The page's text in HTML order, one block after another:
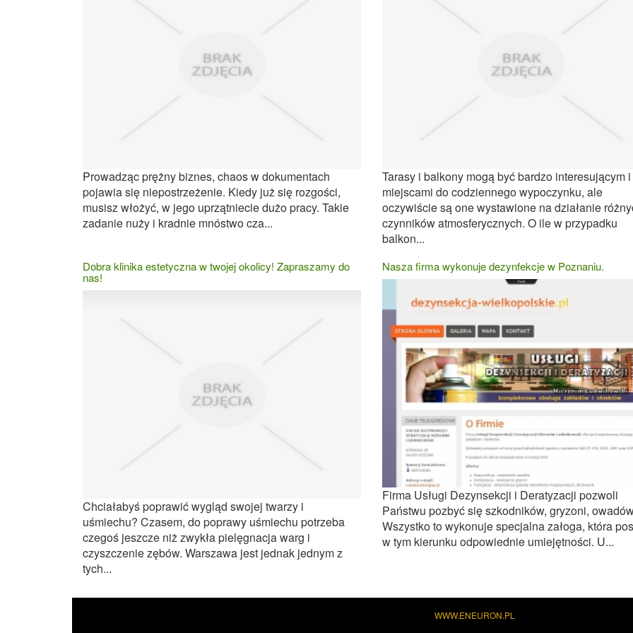
Prowadząc prężny biznes, chaos w dokumentach
pojawia się niepostrzeżenie. Kiedy już się rozgości,
musisz włożyć, w jego uprzątniecie dużo pracy. Takie
zadanie nuży i kradnie mnóstwo cza...
Tarasy i balkony mogą być bardzo interesującym i
miejscami do codziennego wypoczynku, ale
oczywiście są one wystawione na działanie
czynników atmosferycznych. O ile w przypadku
balkon...
Dobra klinika estetyczna w twojej okolicy! Zapraszamy do
nas!
Chciałabyś poprawić wygląd swojej twarzy i
uśmiechu? Czasem, do poprawy uśmiechu potrzeba
czegoś jeszcze niż zwykła pielęgnacja warg i
czyszczenie zębów. Warszawa jest jednak jednym z
tych...
Nasza firma wykonuje dezynfekcje w Poznaniu.
Firma Usługi Dezynsekcji i Deratyzacji pozwoli
Państwu pozbyć się szkodników, gryzoni,
Wszystko to wykonuje specjalna załoga, która
w tym kierunku odpowiednie umiejętności. U...
WWW.ENEURON.PL